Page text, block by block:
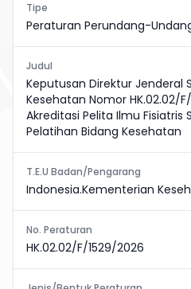
Tipe
Peraturan Perundang-
Judul
Keputusan Direktur Jenderal
Kesehatan Nomor HK.02.02/
Akreditasi Pelita Ilmu Fisiatris
Pelatihan Bidang Kesehatan
T.E.U Badan/Pengarang
Indonesia.Kementerian
No. Peraturan
HK.02.02/F/1529/2026